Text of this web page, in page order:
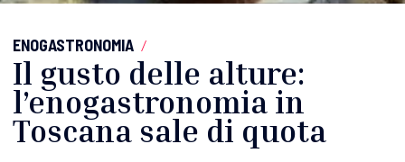
ENOGASTRONOMIA /
Il gusto delle alture:
l’enogastronomia in
Toscana sale di quota